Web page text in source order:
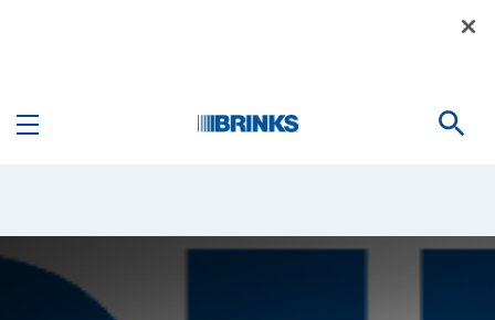
Blog Posts - Brink's